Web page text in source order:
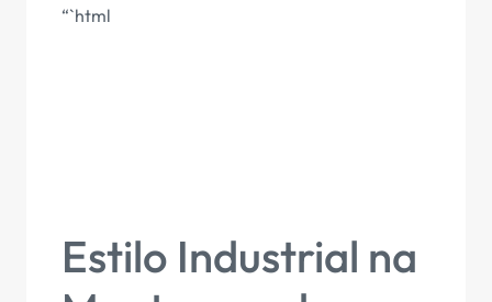
“`html
Estilo Industrial na